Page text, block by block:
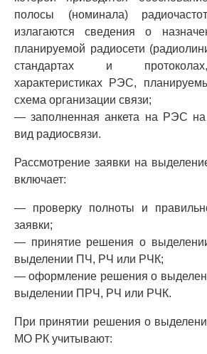
полосы (номинала)
излагаются сведения о
планируемой радиосети
стандартах и
характеристиках РЭС,
схема организации связи;
— заполненная анкета на РЭС на
вид радиосвязи.
Рассмотрение заявки на
включает:
— проверку полноты и
заявки;
— принятие решения о
выделении ПЧ, РЧ или РЧК;
— оформление решения о
выделении ПРЧ, РЧ или РЧК.
При принятии решения о
МО РК учитывают: